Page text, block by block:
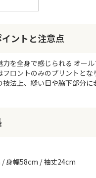
ントと注意点
力を全身で感じられる オー
ロントのみのプリントとな
法上、縫い目や脇下部分に
/ 身幅58cm / 袖丈24cm